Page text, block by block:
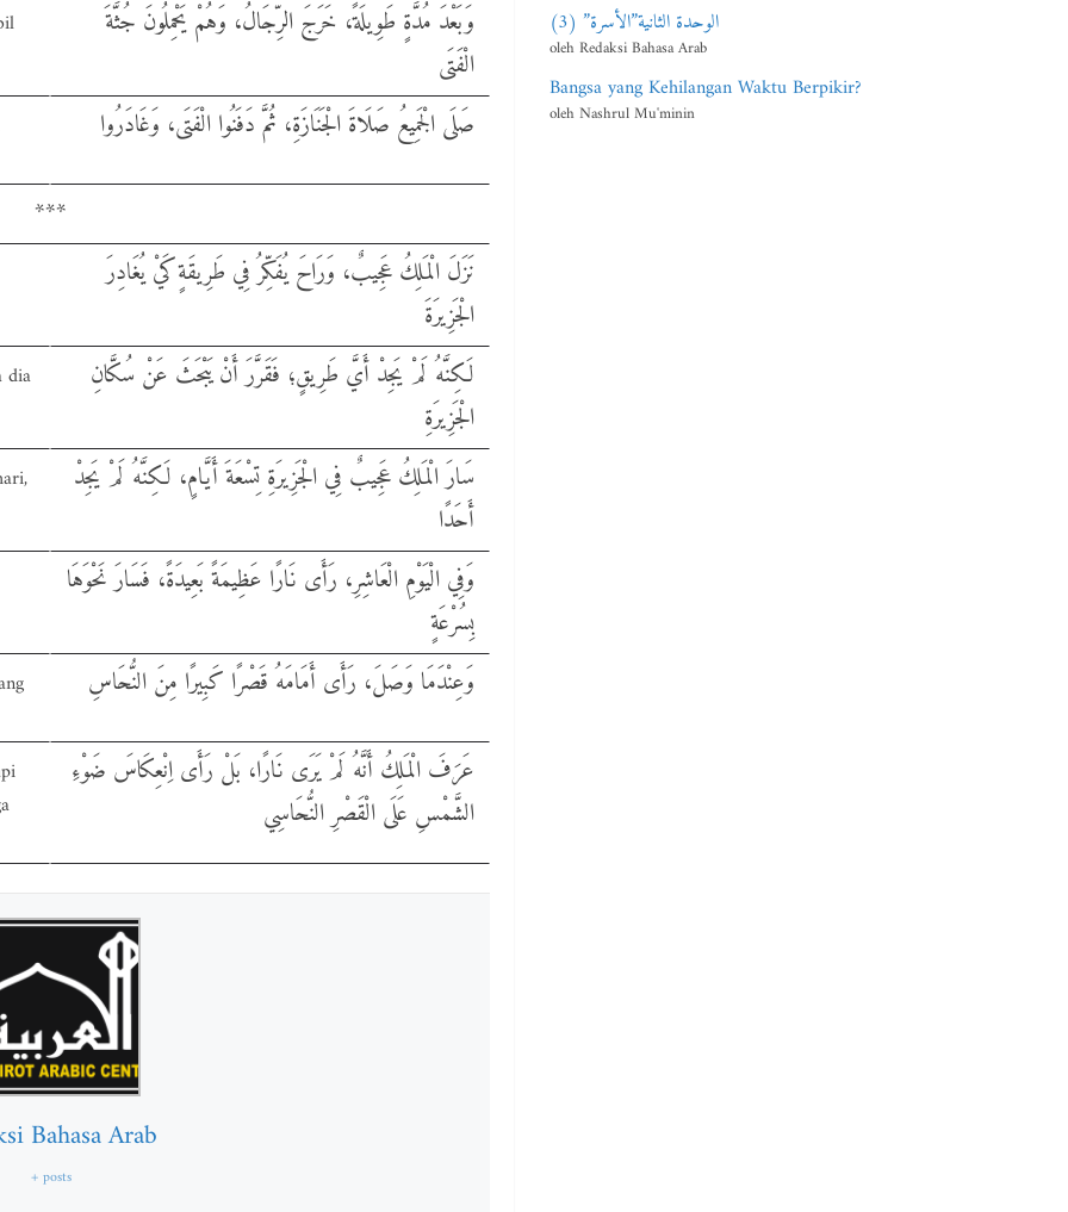
وَبَعْدَ مُدَّةٍ طَوِيلَةً، خَرَجَ الرِّجَالُ، وَهُمْ يَحْمِلُونَ جُثَّةَ
الْفَتَى
صَلَى الْجَمِيعُ صَلَاةَ الْجَنَازَةِ، ثُمَّ دَفَنُوا الْفَتَى، وَغَادَرُوا
***
نَزَلَ الْمَلِكُ عَجِيبٌ، وَرَاحَ يُفَكِّرُ فِي طَرِيقَةٍ كَيْ يُغَادِرَ
الْجَزِيرَةَ
dia
لَكِنَّهُ لَمْ يَجِدْ أَيَّ طَرِيقٍ؛ فَقَرَّرَ أَنْ يَبْحَثَ عَنْ سُكَّانِ
الْجَزِيرَةِ
سَارَ الْمَلِكُ عَجِيبٌ فِي الْجَزِيرَةِ تِسْعَةَ أَيَّامٍ، لَكِنَّهُ لَمْ يَجِدْ
أَحَدًا
وَفِي الْيَوْمِ الْعَاشِرِ، رَأَى نَارًا عَظِيمَةً بَعِيدَةً، فَسَارَ نَحْوَهَا
بِسُرْعَةٍ
وَعِنْدَمَا وَصَلَ، رَأَى أَمَامَهُ قَصْرًا كَبِيرًا مِنَ النُّحَاسِ
عَرَفَ الْمَلِكُ أَنَّهُ لَمْ يَرَى نَارًا، بَلْ رَأَى اِنْعِكَاسَ ضَوْءِ
الشَّمْسِ عَلَى الْقَصْرِ النُّحَاسِي
Bahasa Arab
+ posts
الوحدة الثانية”الأسرة” (3)
oleh Redaksi Bahasa Arab
Bangsa yang Kehilangan Waktu Berpikir?
oleh Nashrul Mu'minin